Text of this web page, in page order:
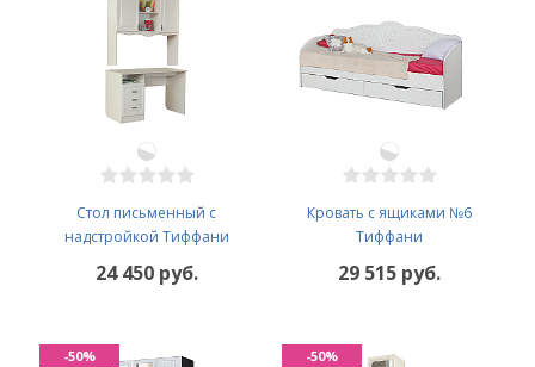
Стол письменный с
надстройкой Тиффани
24 450 руб.
Кровать с ящиками №6
Тиффани
29 515 руб.
-50% -50%